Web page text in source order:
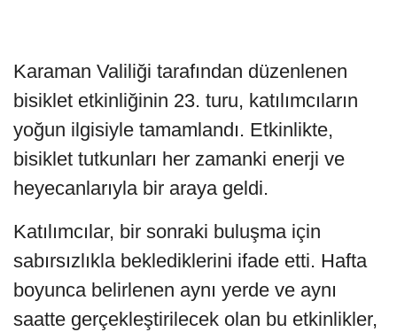
Karaman Valiliği tarafından düzenlenen
bisiklet etkinliğinin 23. turu, katılımcıların
yoğun ilgisiyle tamamlandı. Etkinlikte,
bisiklet tutkunları her zamanki enerji ve
heyecanlarıyla bir araya geldi.
Katılımcılar, bir sonraki buluşma için
sabırsızlıkla beklediklerini ifade etti. Hafta
boyunca belirlenen aynı yerde ve aynı
saatte gerçekleştirilecek olan bu etkinlikler,